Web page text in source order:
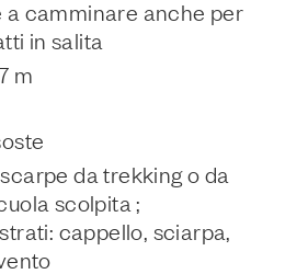
a camminare anche per
in salita
m
da trekking o da
scolpita ;
cappello, sciarpa,